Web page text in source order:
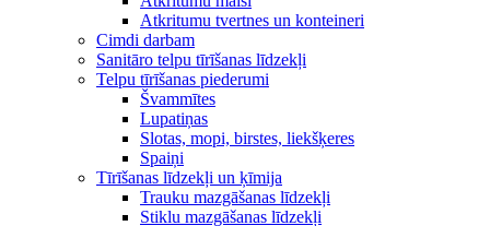
Atkritumu tvertnes un konteineri
Cimdi darbam
Sanitāro telpu tīrīšanas līdzekļi
Telpu tīrīšanas piederumi
Švammītes
Lupatiņas
Slotas, mopi, birstes, liekšķeres
Spaiņi
Tīrīšanas līdzekļi un ķīmija
Trauku mazgāšanas līdzekļi
Stiklu mazgāšanas līdzekļi